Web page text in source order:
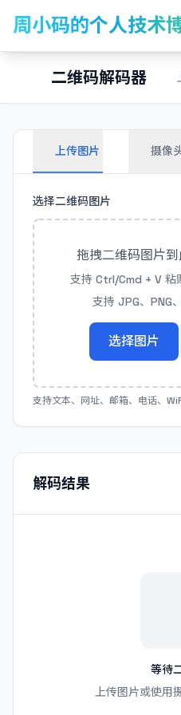
周小码的个人技术
二维码解码器
上传图片 摄像
选择二维码图片
拖拽二维码图片
支持 Ctrl/Cmd + V 粘
支持 JPG、PNG
选择图片
支持文本、网址、邮箱、电话、
解码结果
等待
上传图片或使用